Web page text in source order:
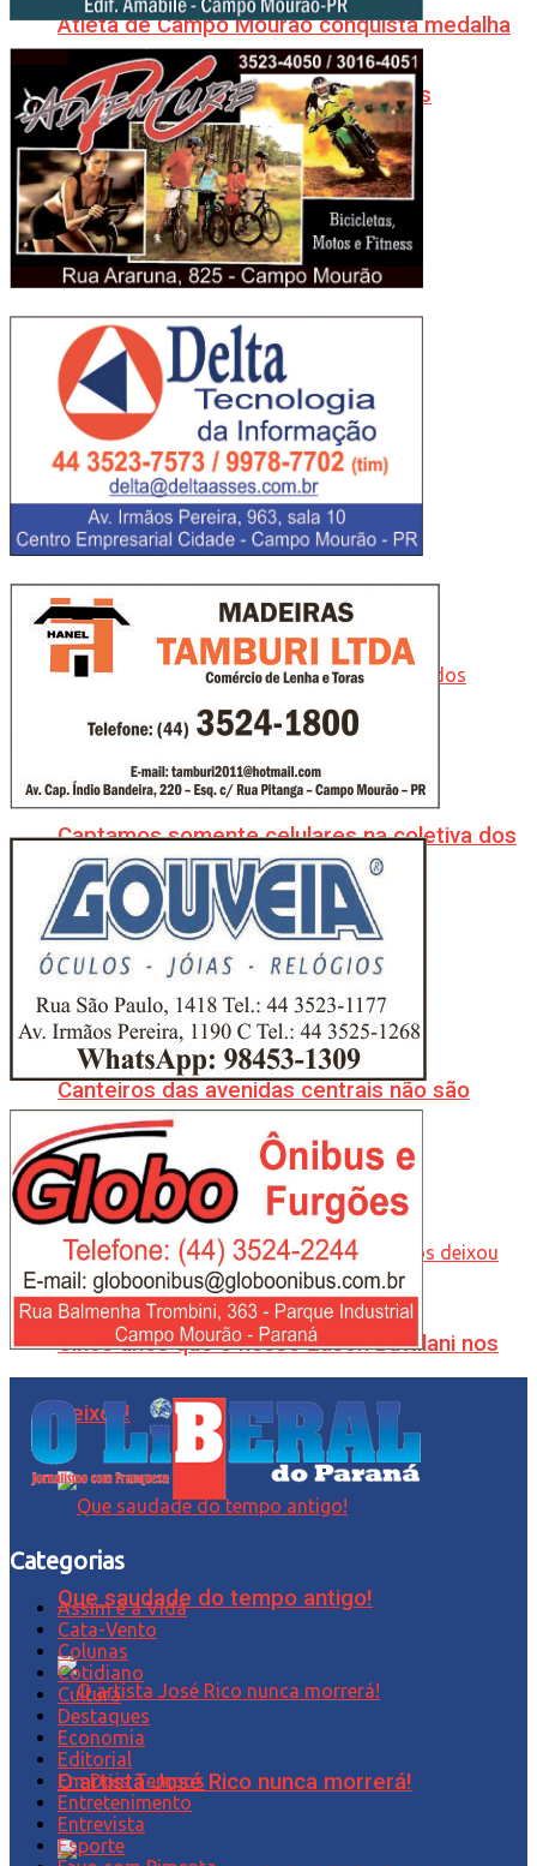
Atleta de Campo Mourão conquista medalha
de prata nos Jogos Pan-Americanos
Universitários, no Peru
Opinião
Tudo
Cata-Vento
Editorial
Síntese
Tristeza da Foto
Captamos somente celulares na coletiva dos
políticos!
Canteiros das avenidas centrais não são
depósitos de lixo!
Cinco anos que o nosso Edson Battilani nos
deixou!
Que saudade do tempo antigo!
O artista José Rico nunca morrerá!
Categorias
Assim é a Vida
Cata-Vento
Colunas
Cotidiano
Cultura
Destaques
Economia
Editorial
Em Dois Tempos
Entretenimento
Entrevista
Esporte